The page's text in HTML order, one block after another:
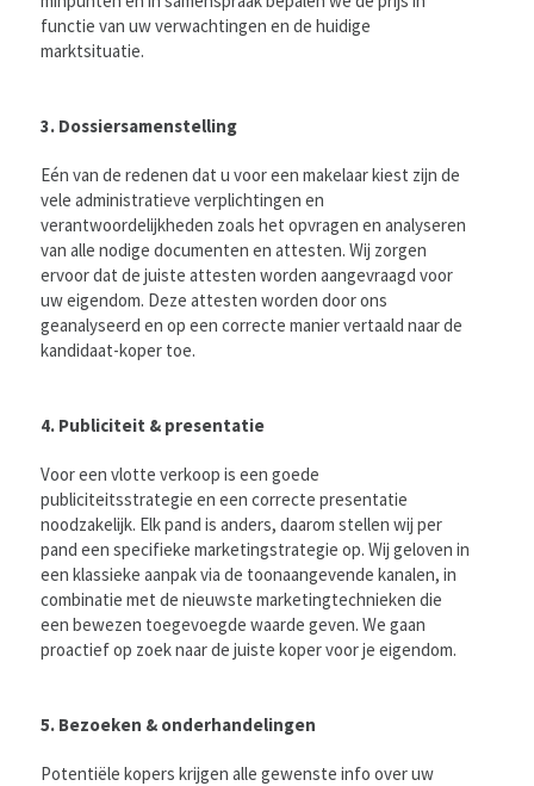
functie van uw verwachtingen en de huidige
marktsituatie.
3. Dossiersamenstelling
Eén van de redenen dat u voor een makelaar kiest zijn de
vele administratieve verplichtingen en
verantwoordelijkheden zoals het opvragen en analyseren
van alle nodige documenten en attesten. Wij zorgen
ervoor dat de juiste attesten worden aangevraagd voor
uw eigendom. Deze attesten worden door ons
geanalyseerd en op een correcte manier vertaald naar de
kandidaat-koper toe.
4. Publiciteit & presentatie
Voor een vlotte verkoop is een goede
publiciteitsstrategie en een correcte presentatie
noodzakelijk. Elk pand is anders, daarom stellen wij per
pand een specifieke marketingstrategie op. Wij geloven in
een klassieke aanpak via de toonaangevende kanalen, in
combinatie met de nieuwste marketingtechnieken die
een bewezen toegevoegde waarde geven. We gaan
proactief op zoek naar de juiste koper voor je eigendom.
5. Bezoeken & onderhandelingen
Potentiële kopers krijgen alle gewenste info over uw